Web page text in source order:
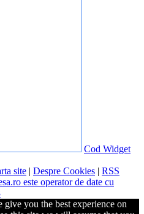
Cod Widget
site | Despre Cookies | RSS
este operator de date cu
give you the best experience on